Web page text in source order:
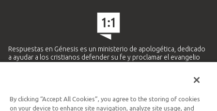
Respuestas en Génesis es un ministerio de apologética, dedicado
a ayudar a los cristianos defender su fe y proclamar el evangelio
Ministerio Hispano y Latinoamericano
By clicking “Accept All Cookies”, you agree to the storing of cookies
on your device to enhance site navigation, analyze site usage, and